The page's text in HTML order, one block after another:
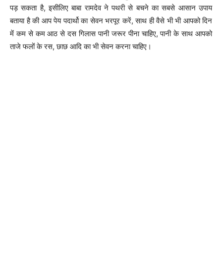
पड़ सकता है, इसीलिए बाबा रामदेव ने पथरी से बचने का सबसे आसान उपाय
बताया है की आप पेय पदार्थो का सेवन भरपूर करें, साथ ही वैसे भी भी आपको दिन
में कम से कम आठ से दस गिलास पानी जरूर पीना चाहिए, पानी के साथ आपको
ताजे फलों के रस, छाछ आदि का भी सेवन करना चाहिए।